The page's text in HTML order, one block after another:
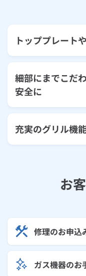
トッププレート
細部にまでこだ
安全に
充実のグリル機
お
修理のお申込
ガス機器のお